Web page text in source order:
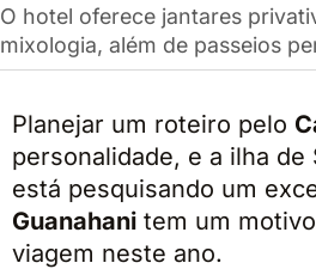
O hotel oferece jantares
mixologia, além de passeios
Planejar um roteiro pelo
personalidade, e a ilha
está pesquisando um
Guanahani tem um
viagem neste ano.